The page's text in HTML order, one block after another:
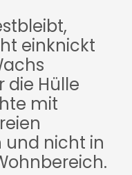
einknickt
die Hülle
mit
und nicht in